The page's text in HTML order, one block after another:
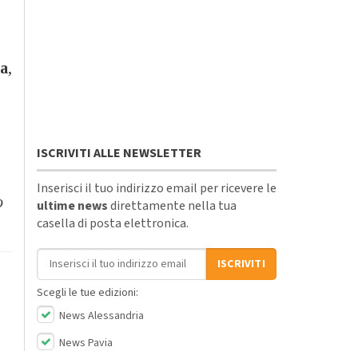
,
ISCRIVITI ALLE NEWSLETTER
Inserisci il tuo indirizzo email per ricevere le
ultime newsdirettamente nella tua
casella di posta elettronica.
Indirizzo email
ISCRIVITI
Scegli le tue edizioni:
News Alessandria
News Pavia